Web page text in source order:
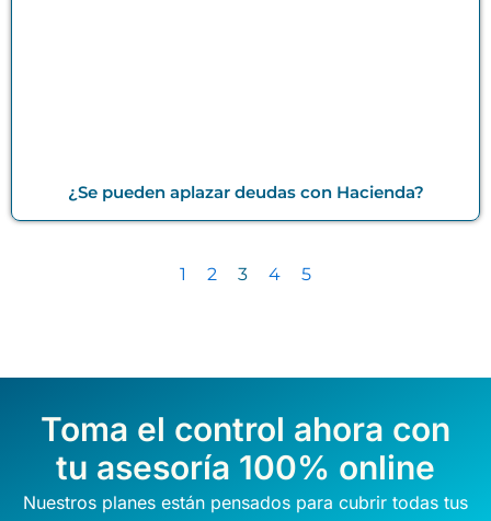
¿Se pueden aplazar deudas con Hacienda?
1 2 3 4 5
Toma el control ahora con
tu asesoría 100% online
Nuestros planes están pensados para cubrir todas tus